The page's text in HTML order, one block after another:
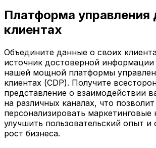
Платформа
клиентах
Объедините данные о своих
источник достоверной
нашей мощной платформы
клиентах (CDP). Получите
представление о взаимодействии
на различных каналах, что
персонализировать маркетинговые
улучшить пользовательский опыт и
рост бизнеса.